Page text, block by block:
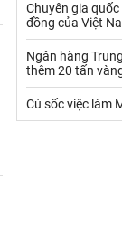
VLXD khác
Xi măng -
Chuyên gia
đồng của Việt
Ngân hàng
thêm 20 tấn
Cú sốc việc làm